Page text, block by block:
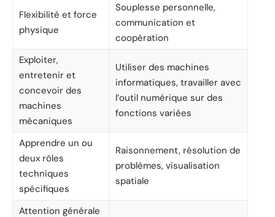
Flexibilité et force
physique
Souplesse personnelle,
communication et
coopération
Exploiter,
entretenir et
concevoir des
machines
mécaniques
Utiliser des machines
informatiques, travailler avec
l’outil numérique sur des
fonctions variées
Apprendre un ou
deux rôles
techniques
spécifiques
Raisonnement, résolution de
problèmes, visualisation
spatiale
Attention générale